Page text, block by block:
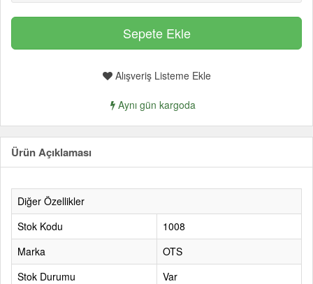
Alışveriş Listeme Ekle
Aynı gün kargoda
Ürün Açıklaması
Diğer Özellikler
Stok Kodu
1008
Marka
OTS
Stok Durumu
Var